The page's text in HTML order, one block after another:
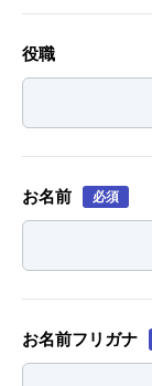
役職
お名前 必須
お名前フリガナ